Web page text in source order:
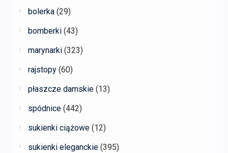
bolerka (29)
bomberki (43)
marynarki (323)
rajstopy (60)
płaszcze damskie (13)
spódnice (442)
sukienki ciążowe (12)
sukienki eleganckie (395)